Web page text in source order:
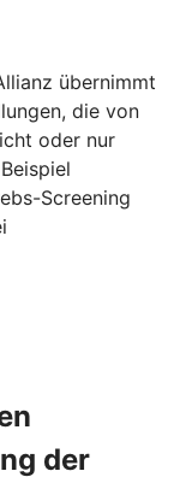
übernimmt
die von
oder nur
Screening
der